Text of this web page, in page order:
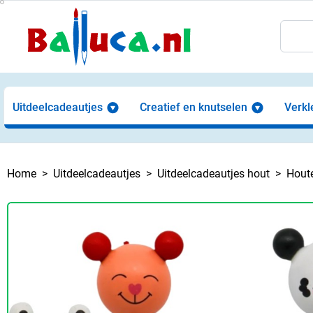
Uitdeelcadeautjes Creatief en knutselen
Home Uitdeelcadeautjes Uitdeelcadeautjes hout